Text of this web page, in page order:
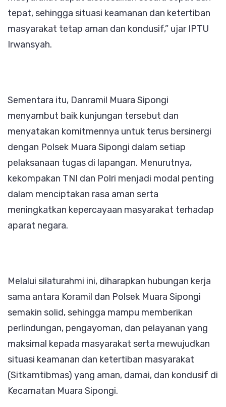
tepat, sehingga situasi keamanan dan ketertiban
masyarakat tetap aman dan kondusif,” ujar IPTU
Irwansyah.
Sementara itu, Danramil Muara Sipongi
menyambut baik kunjungan tersebut dan
menyatakan komitmennya untuk terus bersinergi
dengan Polsek Muara Sipongi dalam setiap
pelaksanaan tugas di lapangan. Menurutnya,
kekompakan TNI dan Polri menjadi modal penting
dalam menciptakan rasa aman serta
meningkatkan kepercayaan masyarakat terhadap
aparat negara.
Melalui silaturahmi ini, diharapkan hubungan kerja
sama antara Koramil dan Polsek Muara Sipongi
semakin solid, sehingga mampu memberikan
perlindungan, pengayoman, dan pelayanan yang
maksimal kepada masyarakat serta mewujudkan
situasi keamanan dan ketertiban masyarakat
(Sitkamtibmas) yang aman, damai, dan kondusif di
Kecamatan Muara Sipongi.